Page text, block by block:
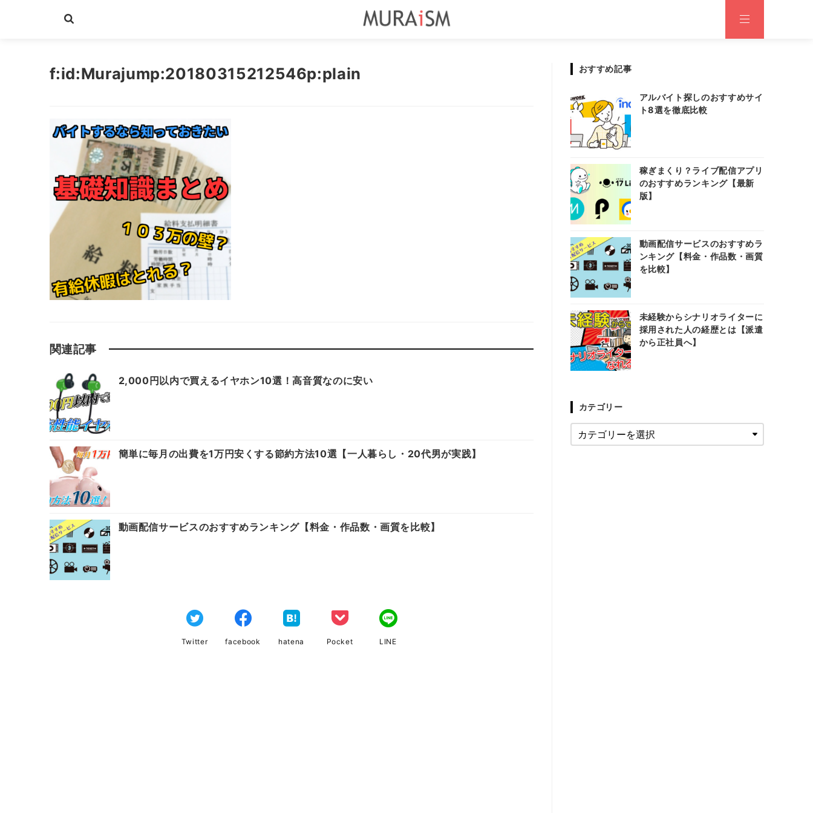
f:id:Murajump:20180315212546p:plain
関連記事
2,000円以内で買えるイヤホン10選！高音質なのに安い
簡単に毎月の出費を1万円安くする節約方法10選【一人暮らし・20代男が実践】
動画配信サービスのおすすめランキング【料金・作品数・画質を比較】
Twitter facebook hatena Pocket LINE
おすすめ記事
アルバイト探しのおすすめサイ
ト8選を徹底比較
稼ぎまくり？ライブ配信アプリ
のおすすめランキング【最新
版】
動画配信サービスのおすすめラ
ンキング【料金・作品数・画質
を比較】
未経験からシナリオライターに
採用された人の経歴とは【派遣
から正社員へ】
カテゴリー